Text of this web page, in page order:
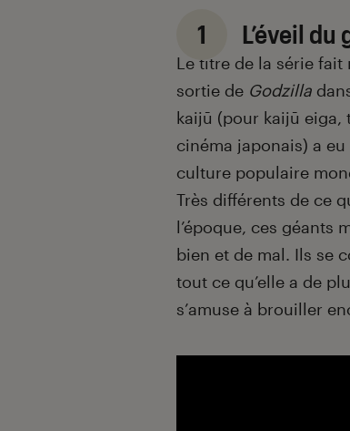
1 L’éveil du
Le titre de la série
sortie de Godzilla
kaijū (pour kaijū eiga,
cinéma japonais) a
culture populaire
Très différents de ce
l’époque, ces géants
bien et de mal. Ils se
tout ce qu’elle a de
s’amuse à brouiller